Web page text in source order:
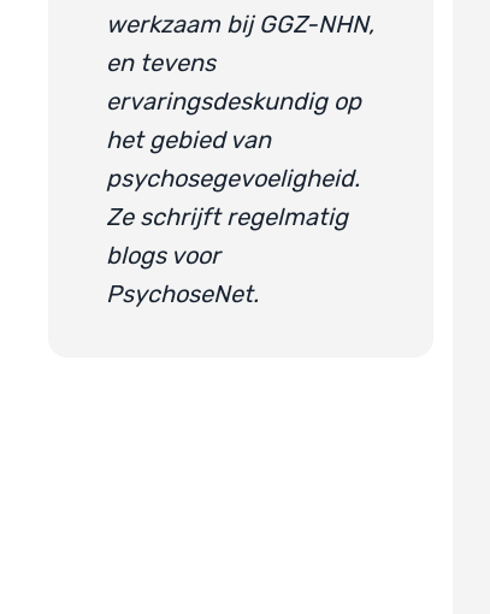
werkzaam bij GGZ-NHN,
en tevens
ervaringsdeskundig op
het gebied van
psychosegevoeligheid.
Ze schrijft regelmatig
blogs voor
PsychoseNet.